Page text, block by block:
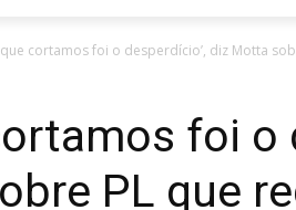
que cortamos foi o desperdício’, diz Motta
foi o
PL que